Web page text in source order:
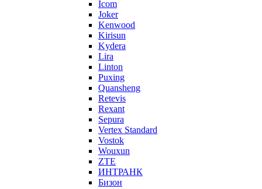
Icom
Joker
Kenwood
Kirisun
Kydera
Lira
Linton
Puxing
Quansheng
Retevis
Rexant
Sepura
Vertex Standard
Vostok
Wouxun
ZTE
ИНТРАНК
Бизон